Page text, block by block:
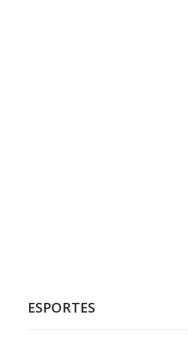
ESPORTES